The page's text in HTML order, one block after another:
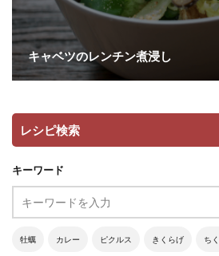
キャベツのレンチン煮浸し
レシピ検索
キーワード
牡蠣 カレー ピクルス きくらげ ち